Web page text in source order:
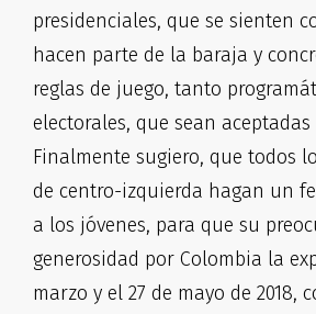
presidenciales, que se sienten
hacen parte de la baraja y
reglas de juego, tanto
electorales, que sean
Finalmente sugiero, que todos
de centro-izquierda hagan un
a los jóvenes, para que su
generosidad por Colombia la
marzo y el 27 de mayo de 2018,